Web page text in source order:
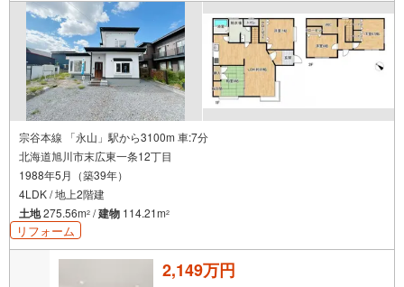
宗谷本線 「永山」駅から3100m 車:7分
北海道旭川市末広東一条12丁目
1988年5月（築39年）
4LDK / 地上2階建
土地275.56m2 /建物 114.21m2
リフォーム
2,149万円